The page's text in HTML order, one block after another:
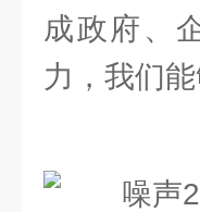
成政府、
力，我们